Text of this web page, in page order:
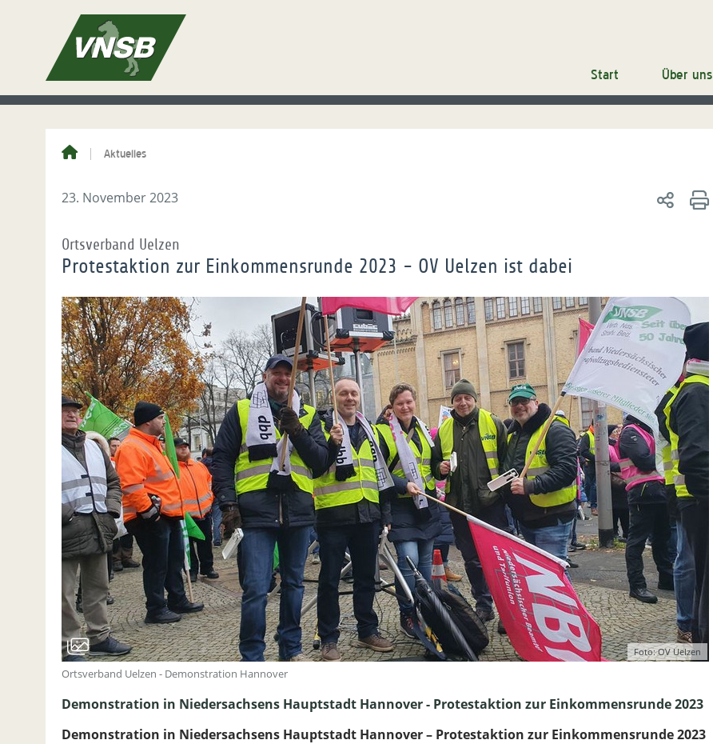
Start Über uns
Aktuelles
23. November 2023
Ortsverband Uelzen
Protestaktion zur Einkommensrunde 2023 - OV Uelzen ist dabei
Foto: OV Uelzen
Ortsverband Uelzen - Demonstration Hannover
Demonstration in Niedersachsens Hauptstadt Hannover - Protestaktion zur Einkommensrunde 2023
Demonstration in Niedersachsens Hauptstadt Hannover – Protestaktion zur Einkommensrunde 2023